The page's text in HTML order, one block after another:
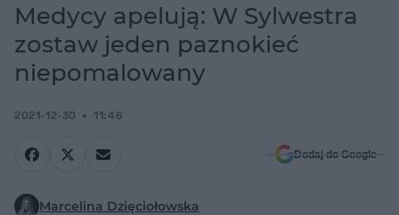
paznokieć niepomalowany
Medycy apelują: W Sylwestra
zostaw jeden paznokieć
niepomalowany
2021-12-30 11:46
Dodaj do Google
Marcelina Dzięciołowska